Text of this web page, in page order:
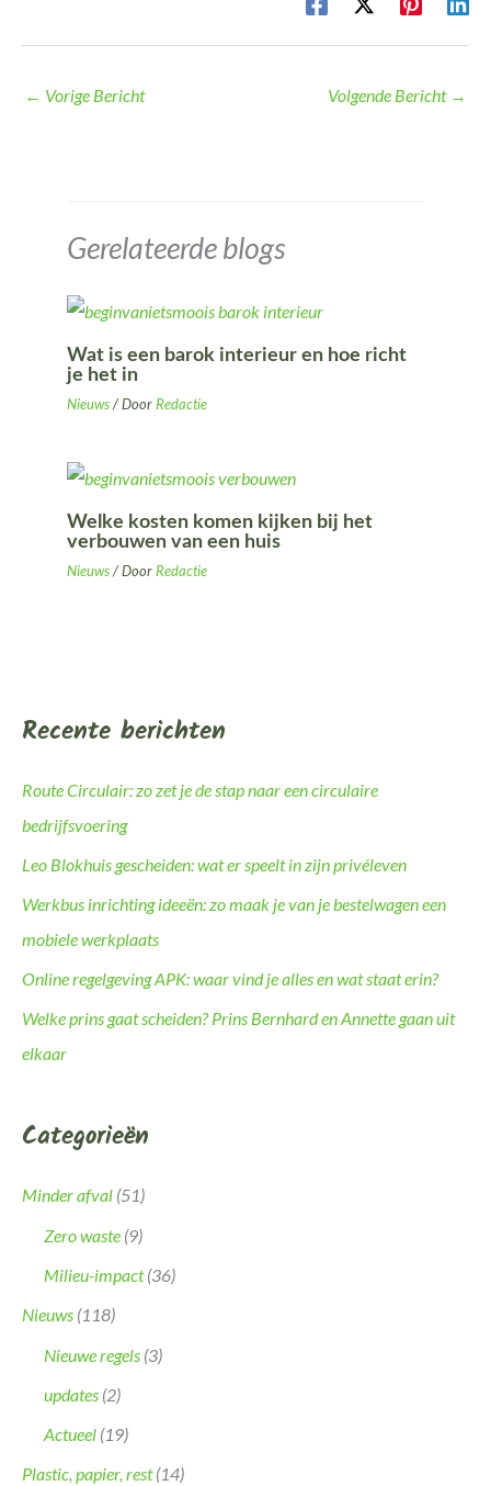
← Vorige Bericht Volgende Bericht →
Gerelateerde blogs
Wat is een barok interieur en hoe richt
je het in
Nieuws/ Door Redactie
Welke kosten komen kijken bij het
verbouwen van een huis
Nieuws/ Door Redactie
Recente berichten
Route Circulair: zo zet je de stap naar een circulaire
bedrijfsvoering
Leo Blokhuis gescheiden: wat er speelt in zijn privéleven
Werkbus inrichting ideeën: zo maak je van je bestelwagen een
mobiele werkplaats
Online regelgeving APK: waar vind je alles en wat staat erin?
Welke prins gaat scheiden? Prins Bernhard en Annette gaan uit
elkaar
Categorieën
Minder afval (51)
Zero waste (9)
Milieu-impact(36)
Nieuws (118)
Nieuwe regels (3)
updates (2)
Actueel (19)
Plastic, papier, rest(14)